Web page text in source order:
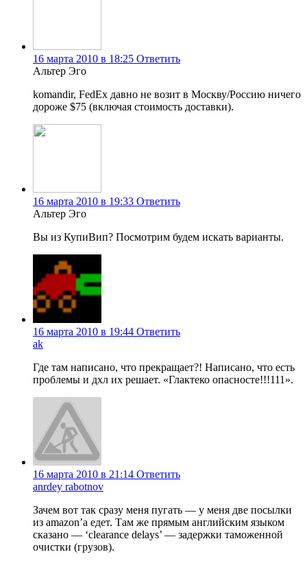
16 марта 2010 в 18:25 Ответить
Альтер Эго
komandir, FedEx давно не возит в Москву/Россию ничего
дороже $75 (включая стоимость доставки).
16 марта 2010 в 19:33 Ответить
Альтер Эго
Вы из КупиВип? Посмотрим будем искать варианты.
16 марта 2010 в 19:44 Ответить
ak
Где там написано, что прекращает?! Написано, что есть
проблемы и дхл их решает. «Глактеко опасносте!!!111».
16 марта 2010 в 21:14 Ответить
anrdey rabotnov
Зачем вот так сразу меня пугать — у меня две посылки
из amazon’а едет. Там же прямым английским языком
сказано — ‘clearance delays’ — задержки таможенной
очистки (грузов).